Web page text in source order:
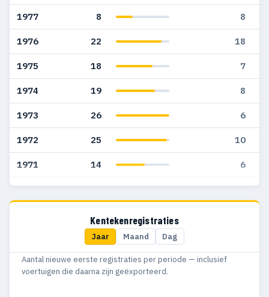
1977 8 8
1976 22 18
1975 18 7
1974 19 8
1973 26 6
1972 25 10
1971 14 6
1970 18 5
6
Kentekenregistraties
Jaar Maand Dag
Aantal nieuwe eerste registraties per periode — inclusief
voertuigen die daarna zijn geëxporteerd.